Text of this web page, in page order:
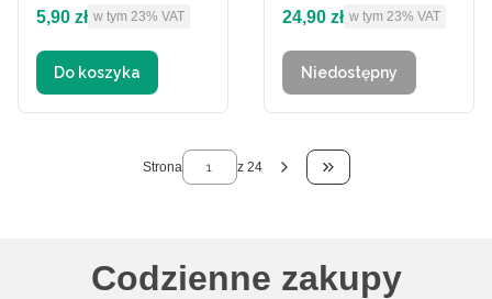
Cena brutto
5,90 zł w tym %s VAT
w tym 23% VAT
Do koszyka
Cena brutto
24,90 zł w tym %s VAT
w tym 23% VAT
Niedostępny
Strona z 24
Przejdź do ostatniej
Codzienne zakupy